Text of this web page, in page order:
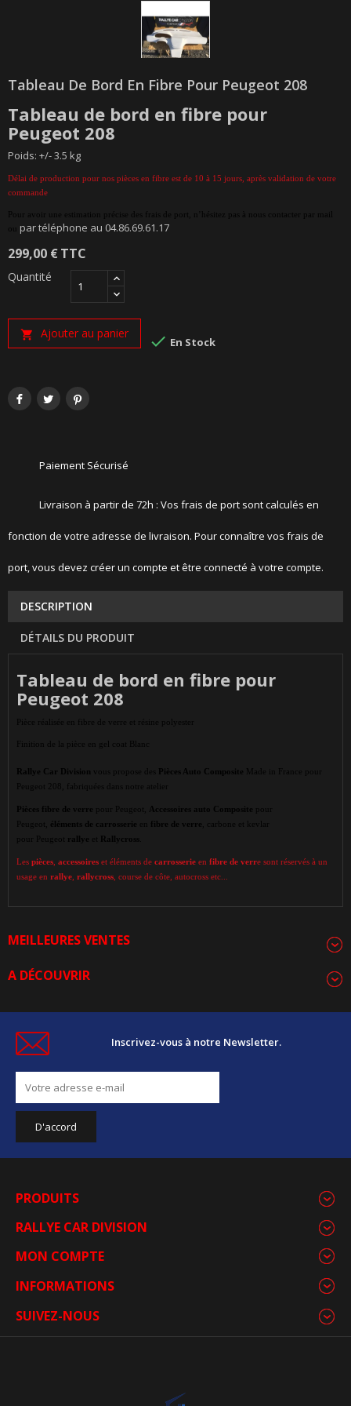
Tableau De Bord En Fibre Pour Peugeot 208
Tableau de bord en fibre pour
Peugeot 208
Poids: +/- 3.5 kg
Délai de production pour nos pièces en fibre est de 10 à 15 jours, après validation de votre
commande
Pour avoir une estimation précise des frais de port, n’hésitez pas à nous contacter par mail
ou par téléphone au 04.86.69.61.17
299,00 €TTC
Quantité
 Ajouter au panier  En Stock
Paiement Sécurisé
Livraison à partir de 72h : Vos frais de port sont calculés en
fonction de votre adresse de livraison. Pour connaître vos frais de
port, vous devez créer un compte et être connecté à votre compte.
DESCRIPTION
DÉTAILS DU PRODUIT
Tableau de bord en fibre pour
Peugeot 208
Pièce réalisée en fibre de verre et résine polyester
Finition de la pièce en gel coat Blanc
Rallye Car Division vous propose des Pièces Auto Composite Made in France pour
Peugeot 208, fabriquées dans notre atelier
Pièces fibre de verre pour Peugeot, Accessoires auto Composite pour
Peugeot,
éléments de carrosserie fibre de verre , carbone et kevlar
pour Peugeot rallye Rallycross
Les pièces accessoires et éléments de carrosserie en fibre de verre sont réservés à un
usage en rallye rallycross , course de côte, autocross etc...
MEILLEURES VENTES
A DÉCOUVRIR
Inscrivez-vous à notre Newsletter.
PRODUITS
RALLYE CAR DIVISION
MON COMPTE
INFORMATIONS
SUIVEZ-NOUS